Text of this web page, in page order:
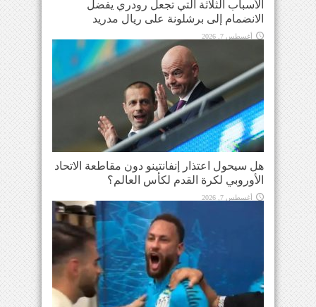
الأسباب الثلاثة التي تجعل رودري يفضل
الانضمام إلى برشلونة على ريال مدريد
أغسطس 7, 2026
هل سيحول اعتذار إنفانتينو دون مقاطعة الاتحاد
الأوروبي لكرة القدم لكأس العالم؟
أغسطس 7, 2026